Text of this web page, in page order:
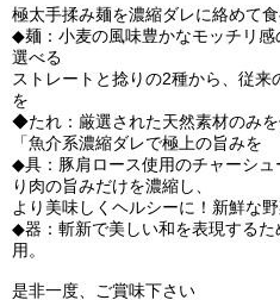
極太手揉み麺を濃縮ダレに絡めて
◆麺：小麦の風味豊かなモッチリ
選べる
ストレートと捻りの2種から、従来
を
◆たれ：厳選された天然素材のみ
「魚介系濃縮ダレで極上の旨みを
◆具：豚肩ロース使用のチャーシ
り肉の旨みだけを濃縮し、
より美味しくヘルシーに！新鮮な
◆器：斬新で美しい和を表現する
用。
是非一度、ご賞味下さい